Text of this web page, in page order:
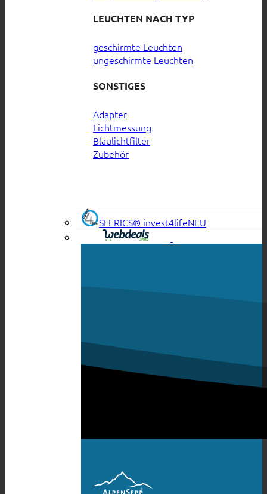
LEUCHTEN NACH TYP
geschirmte Leuchten
ungeschirmte Leuchten
SONSTIGES
Adapter
Lichtmessung
Blaulichtfilter
Zubehör
SFERICS® invest4life